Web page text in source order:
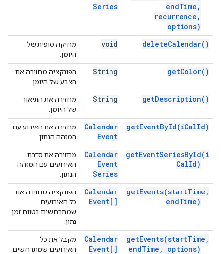
endTime ,
recurrence ,
options)
Series
deleteCalendar( )
void
מחיקה סופית של
היומן.
getColor( )
String
הפונקציה מחזירה את
הצבע של היומן.
getDescription( )
String
מחזירה את התיאור
של היומן.
getEventById(iCalId)
Calendar
Event
מחזירה את האירוע עם
המזהה הנתון.
getEventSeriesById(i
CalId)
Calendar
Event
Series
מחזירה את סדרת
האירועים עם המזהה
הנתון.
getEvents(startTime ,
endTime)
Calendar
Event[]
הפונקציה מחזירה את
כל האירועים
שמתרחשים בטווח זמן
נתון.
getEvents(startTime ,
endTime , options)
Calendar
Event[]
מקבל את כל
האירועים שמתרחשים